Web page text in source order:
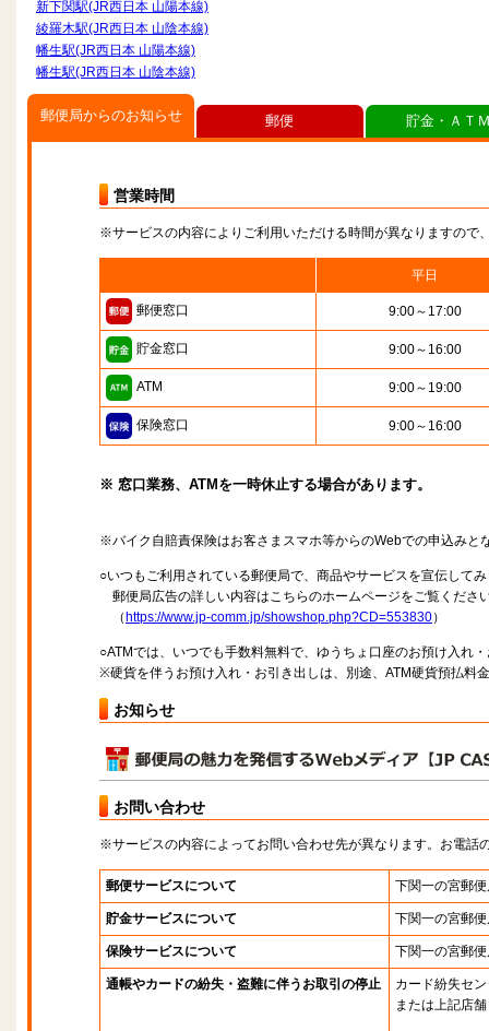
新下関駅(JR西日本 山陽本線)
綾羅木駅(JR西日本 山陰本線)
幡生駅(JR西日本 山陽本線)
幡生駅(JR西日本 山陰本線)
郵便局からのお知らせ
営業時間
※サービスの内容によりご利用いただける時間が異なりますので
平日
郵便窓口 9:00～17:00
貯金窓口 9:00～16:00
ATM 9:00～19:00
保険窓口 9:00～16:00
※ 窓口業務、ATMを一時休止する場合があります。
※バイク自賠責保険はお客さまスマホ等からのWebでの申込みと
○いつもご利用されている郵便局で、商品やサービスを宣伝して
郵便局広告の詳しい内容はこちらのホームページをご覧くださ
（ https://www.jp-comm.jp/showshop.php?CD=553830）
○ATMでは、いつでも手数料無料で、ゆうちょ口座のお預け入れ
※硬貨を伴うお預け入れ・お引き出しは、別途、ATM硬貨預払料
お知らせ
お問い合わせ
※サービスの内容によってお問い合わせ先が異なります。お電話
郵便サービスについて 下関一の宮郵
貯金サービスについて 下関一の宮郵
保険サービスについて 下関一の宮郵
通帳やカードの紛失・盗難に伴うお取引の停止
カード紛失セ
または上記店舗
郵便 貯金・ＡＴ